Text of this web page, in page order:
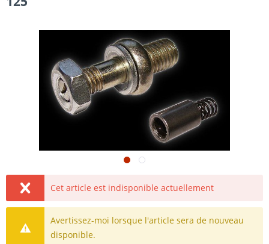
Cet article est indisponible actuellement
Avertissez-moi lorsque l'article sera de nouveau
disponible.